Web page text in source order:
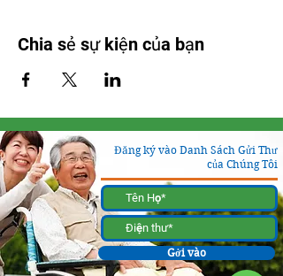
Chia sẻ sự kiện của bạn
Đăng ký vào Danh Sách Gửi Thư
của Chúng Tôi
Gởi vào